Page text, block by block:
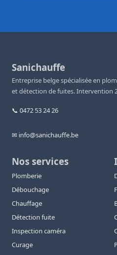
Sanichauffe
Entreprise belge spécialisée en
et détection de fuites. Intervention
📞 0472 53 24 26
✉ info@sanichauffe.be
Nos services
Plomberie
Débouchage
Chauffage
Détection fuite
Inspection caméra
Curage